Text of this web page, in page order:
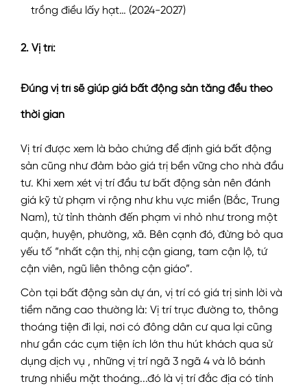
trồng điều lấy hạt… (2024-2027)
2. Vị trí:
Đúng vị trí sẽ giúp giá bất động sản tăng đều theo
thời gian
Vị trí được xem là bảo chứng để định giá bất động
sản cũng như đảm bảo giá trị bền vững cho nhà đầu
tư. Khi xem xét vị trí đầu tư bất động sản nên đánh
giá kỹ từ phạm vi rộng như khu vực miền (Bắc, Trung
Nam), từ tỉnh thành đến phạm vi nhỏ như trong một
quận, huyện, phường, xã. Bên cạnh đó, đừng bỏ qua
yếu tố “nhất cận thị, nhị cận giang, tam cận lộ, tứ
cận viên, ngũ liên thông cận giáo”.
Còn tại bất động sản dự án, vị trí có giá trị sinh lời và
tiềm năng cao thường là: Vị trí trục đường to, thông
thoáng tiện đi lại, nơi có đông dân cư qua lại cũng
như gần các cụm tiện ích lớn thu hút khách qua sử
dụng dịch vụ , những vị trí ngã 3 ngã 4 và lô bánh
trưng nhiều mặt thoáng...đó là vị trí đắc địa có tính